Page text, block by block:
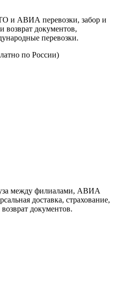
и АВИА перевозки, забор и
возврат документов,
перевозки.
по России)
между филиалами, АВИА
доставка, страхование,
документов.